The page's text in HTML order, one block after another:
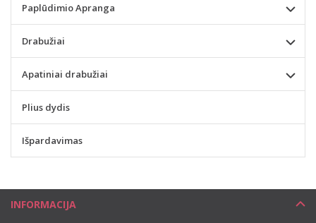
Paplūdimio Apranga
Drabužiai
Apatiniai drabužiai
Plius dydis
Išpardavimas
INFORMACIJA